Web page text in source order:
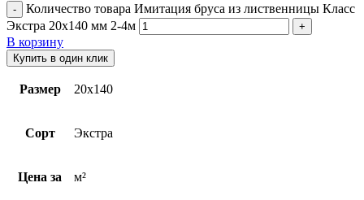
Количество товара Имитация бруса из лиственницы Класс
Экстра 20х140 мм 2-4м
В корзину
Купить в один клик
Размер 20х140
Сорт Экстра
Цена за м²